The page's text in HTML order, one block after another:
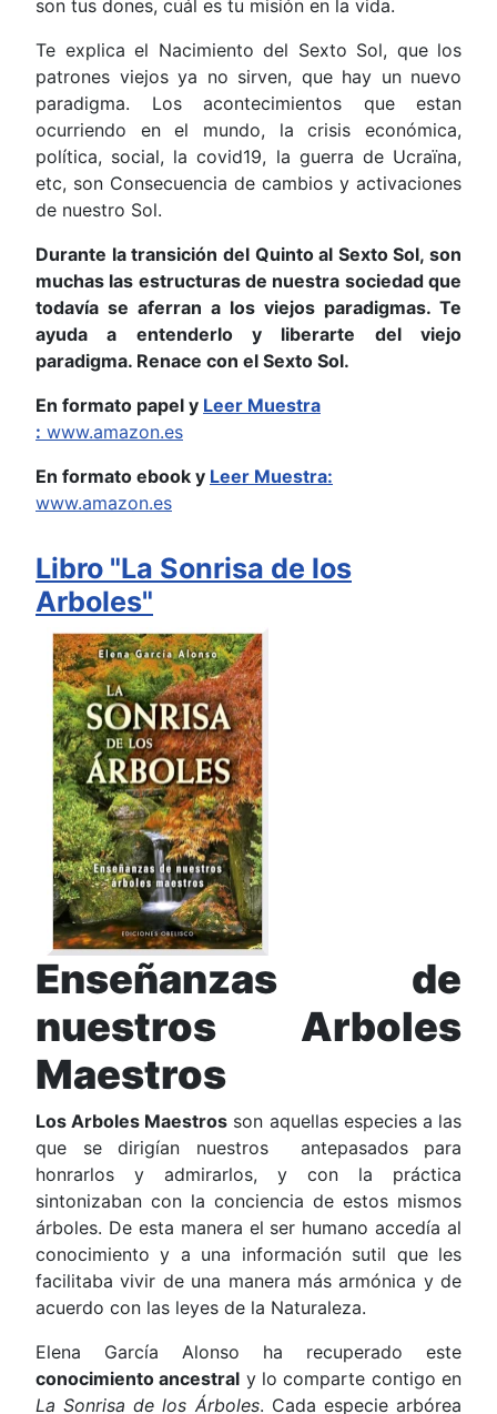
son tus dones, cuál es tu misión en la vida.
Te explica el Nacimiento del Sexto Sol, que los
patrones viejos ya no sirven, que hay un nuevo
paradigma. Los acontecimientos que estan
ocurriendo en el mundo, la crisis económica,
política, social, la covid19, la guerra de Ucraïna,
etc, son Consecuencia de cambios y activaciones
de nuestro Sol.
Durante la transición del Quinto al Sexto Sol, son
muchas las estructuras de nuestra sociedad que
todavía se aferran a los viejos paradigmas. Te
ayuda a entenderlo y liberarte del viejo
paradigma. Renace con el Sexto Sol.
En formato papel y Leer Muestra
: www.amazon.es
En formato ebook y Leer Muestra:
www.amazon.es
Libro "La Sonrisa de los
Arboles"
Enseñanzas de
nuestros Arboles
Maestros
Los Arboles Maestros son aquellas especies a las
que se dirigían nuestros antepasados para
honrarlos y admirarlos, y con la práctica
sintonizaban con la conciencia de estos mismos
árboles. De esta manera el ser humano accedía al
conocimiento y a una información sutil que les
facilitaba vivir de una manera más armónica y de
acuerdo con las leyes de la Naturaleza.
Elena García Alonso ha recuperado este
conocimiento ancestral y lo comparte contigo en
La Sonrisa de los Árboles. Cada especie arbórea